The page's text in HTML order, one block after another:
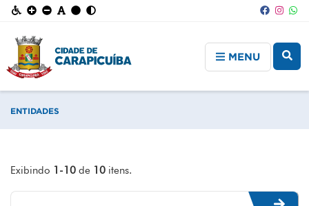
MENU
ENTIDADES
Exibindo 1-10 de 10 itens.